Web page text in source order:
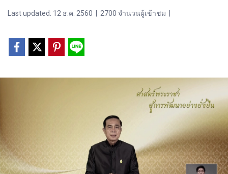
Last updated: 12 ธ.ค. 2560 2700 จำนวนผู้เข้าชม